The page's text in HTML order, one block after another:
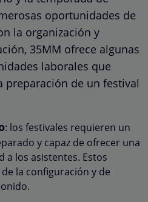
oportunidades de
la organización y
35MM ofrece algunas
laborales que
preparación de un festival
: los festivales requieren un
y capaz de ofrecer una
a los asistentes. Estos
la configuración y de